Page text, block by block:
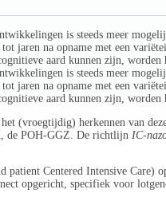
is steeds meer
jaren na opname met een
aard kunnen zijn,
is steeds meer
jaren na opname met een
aard kunnen zijn,
(vroegtijdig) herkennen van
de POH-GGZ. De richtlijn IC-
Centered Intensive Care)
opgericht, specifiek voor